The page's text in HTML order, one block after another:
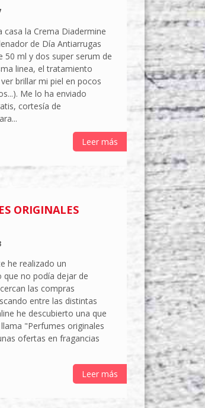
casa la Crema Diadermine
de Día Antiarrugas
50 ml y dos super serum de
linea, el tratamiento
brillar mi piel en pocos
Me lo ha enviado
cortesía de
Leer más
ORIGINALES
he realizado un
que no podía dejar de
las compras
entre las distintas
he descubierto una que
"Perfumes originales
ofertas en fragancias
Leer más